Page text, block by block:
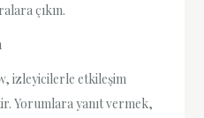
çıkın.
izleyicilerle etkileşim
Yorumlara yanıt vermek,